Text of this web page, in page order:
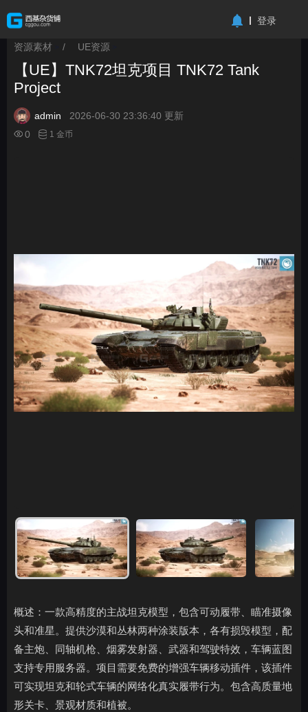
登录
资源素材 / UE资源
【UE】TNK72坦克项目 TNK72 Tank
Project
admin
2026-06-30 23:36:40 更新
0
1 金币
概述：一款高精度的主战坦克模型，包含可动履带、瞄准摄像
头和准星。提供沙漠和丛林两种涂装版本，各有损毁模型，配
备主炮、同轴机枪、烟雾发射器、武器和驾驶特效，车辆蓝图
支持专用服务器。项目需要免费的增强车辆移动插件，该插件
可实现坦克和轮式车辆的网络化真实履带行为。包含高质量地
形关卡、景观材质和植被。